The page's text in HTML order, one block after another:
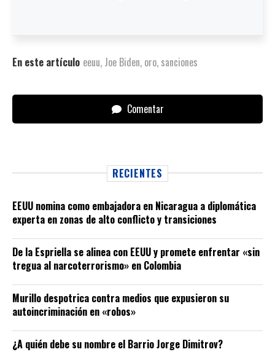
En este artículo eeuu, Joe Biden, oro, sanciones
Comentar
RECIENTES
EEUU nomina como embajadora en Nicaragua a diplomática
experta en zonas de alto conflicto y transiciones
De la Espriella se alinea con EEUU y promete enfrentar «sin
tregua al narcoterrorismo» en Colombia
Murillo despotrica contra medios que expusieron su
autoincriminación en «robos»
¿A quién debe su nombre el Barrio Jorge Dimitrov?